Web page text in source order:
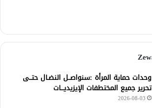
وحدات حماية المرأة :سنواصــل النضـال حتــى
تحرير جميع المختطفات الإيزيديـــات
2026-08-03